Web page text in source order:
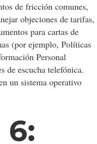
de fricción comunes,
objeciones de tarifas,
para cartas de
(por ejemplo, Políticas
Personal
de escucha telefónica.
un sistema operativo